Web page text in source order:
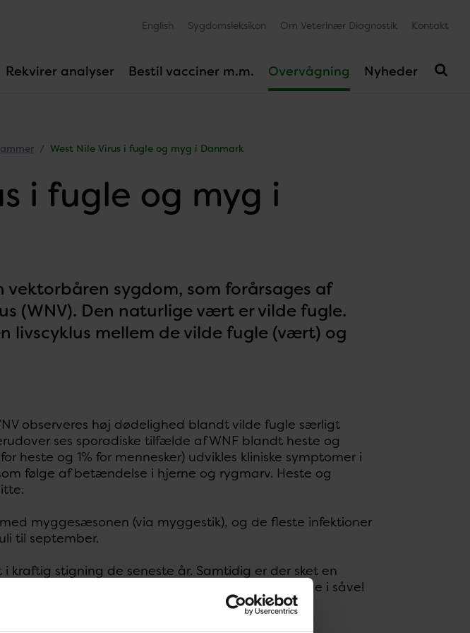
Rekvirer analyser Bestil vacciner m.m. Overvågning Nyheder
English Sygdomsleksikon Om Veterinær Diagnostik Kontakt
West Nile Virus i fugle og myg i Danmark
i fugle og myg i
vektorbåren sygdom, som forårsages af
(WNV). Den naturlige vært er vilde fugle.
livscyklus mellem de vilde fugle (vært) og
observeres høj dødelighed blandt vilde fugle særligt
ses sporadiske tilfælde af WNF blandt heste og
heste og 1% for mennesker) udvikles kliniske symptomer i
følge af betændelse i hjerne og rygmarv. Heste og
myggesæsonen (via myggestik), og de fleste infektioner
til september.
stigning de seneste år. Samtidig er der sket en
Tyskland er der siden 2019 rapporteret WNF tilfælde i såvel